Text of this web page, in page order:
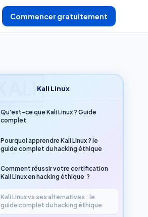
Commencer gratuitement
Kali Linux
Qu'est-ce que Kali Linux ? Guide
complet
Pourquoi apprendre Kali Linux ? le
guide complet du hacking éthique
Comment réussir votre certification
Kali Linux en hacking éthique ?
Kali Linux vs ses alternatives : le
guide complet du hacking éthique